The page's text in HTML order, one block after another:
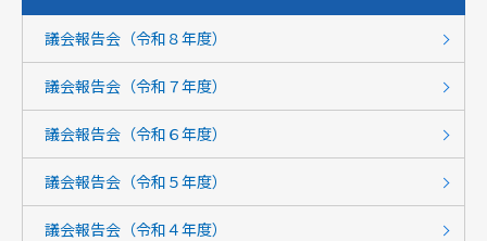
議会報告会（令和８年度）
議会報告会（令和７年度）
議会報告会（令和６年度）
議会報告会（令和５年度）
議会報告会（令和４年度）